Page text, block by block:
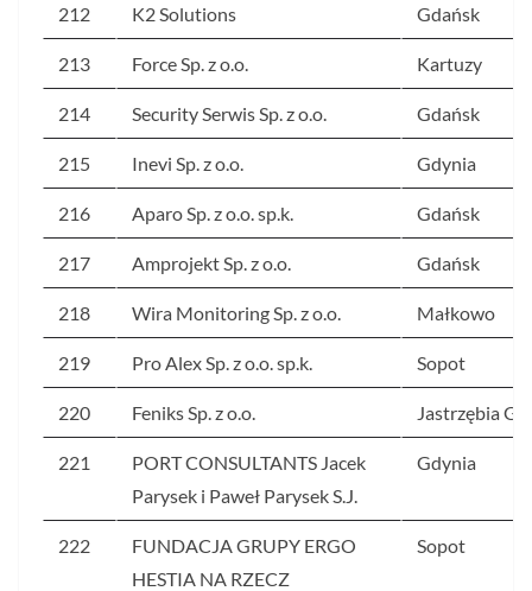
212 K2 Solutions Gdańsk
213 Force Sp. z o.o. Kartuzy
214 Security Serwis Sp. z o.o. Gdańsk
215 Inevi Sp. z o.o. Gdynia
216 Aparo Sp. z o.o. sp.k. Gdańsk
217 Amprojekt Sp. z o.o. Gdańsk
218 Wira Monitoring Sp. z o.o. Małkowo
219 Pro Alex Sp. z o.o. sp.k. Sopot
220 Feniks Sp. z o.o. Jastrzębia
221
PORT CONSULTANTS Jacek
Parysek i Paweł Parysek S.J.
Gdynia
222
FUNDACJA GRUPY ERGO
HESTIA NA RZECZ
Sopot